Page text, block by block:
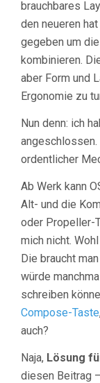
brauchbares
den neueren
gegeben um
kombinieren.
aber Form und
Ergonomie zu
Nun denn: ich
ordentlicher
Ab Werk kann
Alt- und die
oder Propeller-
mich nicht.
Die braucht
würde
schreiben
Compose-Taste
auch?
Naja, Lösung
diesen Beitrag